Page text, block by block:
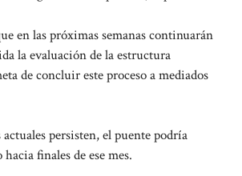
en las próximas semanas continuarán
la evaluación de la estructura
de concluir este proceso a mediados
persisten, el puente podría
finales de ese mes.